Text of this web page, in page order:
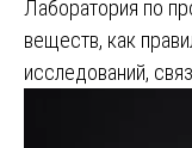
Лаборатория по
веществ, как
исследований,